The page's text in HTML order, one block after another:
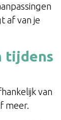
af van je
tijdens
van
meer.